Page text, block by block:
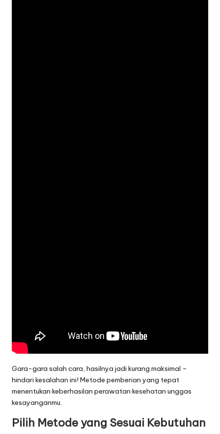
Gara-gara salah cara, hasilnya jadi kurang maksimal –
hindari kesalahan ini! Metode pemberian yang tepat
menentukan keberhasilan perawatan kesehatan unggas
kesayanganmu.
Pilih Metode yang Sesuai Kebutuhan